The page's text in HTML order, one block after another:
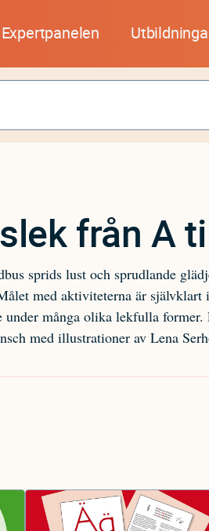
Expertpanelen
från A
sprids lust och sprudlande
med aktiviteterna är självklart
många olika lekfulla
med illustrationer av Lena